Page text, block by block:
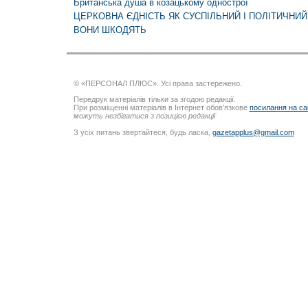
Британська душа в козацькому однострої
ЦЕРКОВНА ЄДНІСТЬ ЯК СУСПІЛЬНИЙ І
ВОНИ ШКОДЯТЬ
© «ПЕРСОНАЛ ПЛЮС». Усі права застережено.
Передрук матеріалів тільки за згодою редакції.
При розміщенні матеріалів в Інтернет обов’язкове посилання на
можуть незбігатися з позицією редакції
З усіх питань звертайтеся, будь ласка, gazetapplus@gmail.com